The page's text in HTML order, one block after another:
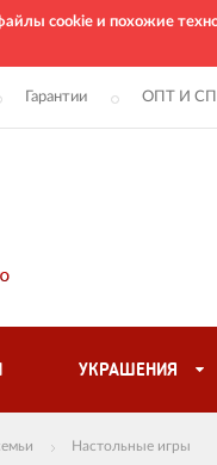
cookie и похожие
Гарантии ОПТ И СП
УКРАШЕНИЯ
Настольные игры